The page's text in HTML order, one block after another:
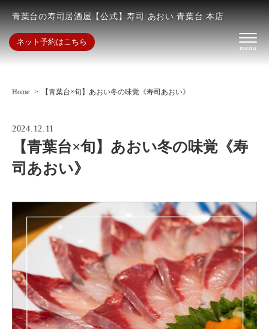
青葉台の寿司居酒屋【公式】寿司 あおい 青葉台 本店
ネット予約はこちら
Home 【青葉台×旬】あおい冬の味覚《寿司あおい》
2024.12.11
【青葉台×旬】あおい冬の味覚《寿
司あおい》